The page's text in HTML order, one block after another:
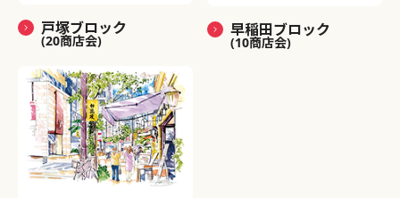
戸塚ブロック
(20商店会)
早稲田ブロック
(10商店会)